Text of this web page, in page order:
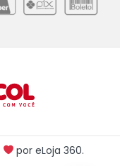
poreLoja 360.